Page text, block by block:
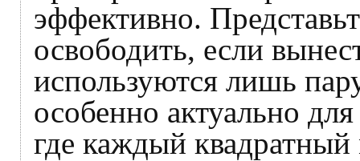
эффективно.
освободить, если
используются лишь
особенно актуально
где каждый